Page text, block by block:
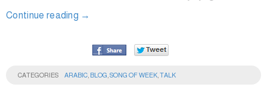
Continue reading →
CATEGORIES ARABIC BLOG SONG OF WEEK TALK